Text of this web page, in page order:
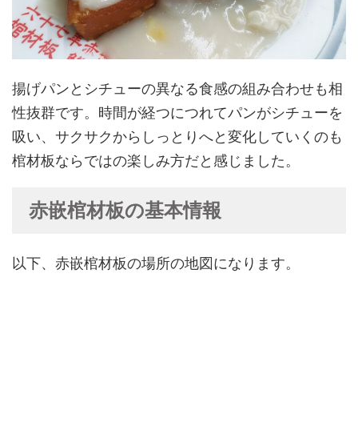
揚げパンとシチューの異なる食感の組み合わせも相
性抜群です。時間が経つにつれてパンがシチューを
吸い、サクサクからしっとりへと変化していくのも
棺材板ならではの楽しみ方だと感じました。
赤嵌棺材板の基本情報
以下、赤嵌棺材板の場所の地図になります。